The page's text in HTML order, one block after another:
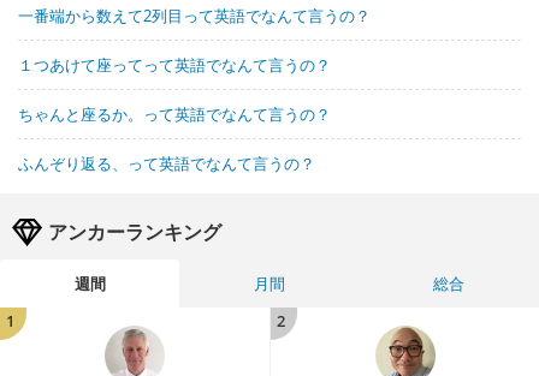
一番端から数えて2列目って英語でなんて言うの？
１つあけて座ってって英語でなんて言うの？
ちゃんと座るか。って英語でなんて言うの？
ふんぞり返る、って英語でなんて言うの？
アンカーランキング
週間 月間
総合
1
2